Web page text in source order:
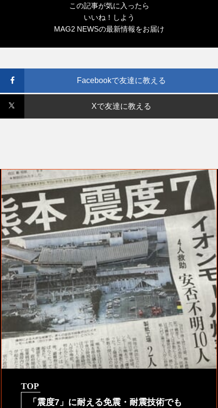
この記事が気に入ったら
いいね！しよう
MAG2 NEWSの最新情報をお届け
Facebookで友達に教える
Xで友達に教える
TOP
「震度7」に耐える免震・耐震技術でも